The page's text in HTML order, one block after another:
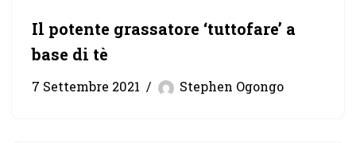
Il potente grassatore ‘tuttofare’ a
base di tè
7 Settembre 2021 Stephen Ogongo